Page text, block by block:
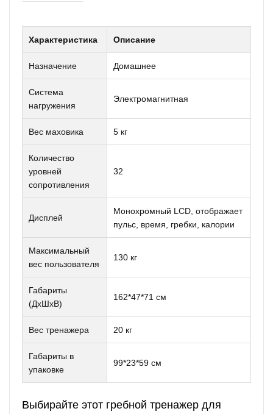
Характеристика Описание
Назначение Домашнее
Система
нагружения
Электромагнитная
Вес маховика 5 кг
Количество
уровней
сопротивления
32
Дисплей
Монохромный LCD, отображает
пульс, время, гребки, калории
Максимальный
вес пользователя
130 кг
Габариты
(ДхШхВ)
162*47*71 см
Вес тренажера 20 кг
Габариты в
упаковке
99*23*59 см
Выбирайте этот гребной тренажер для